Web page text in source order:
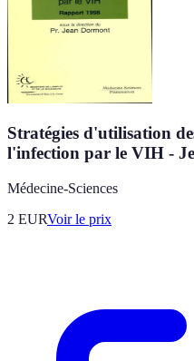
Stratégies d'utilisation
l'infection par le VIH -
Médecine-Sciences
2 EURVoir le prix